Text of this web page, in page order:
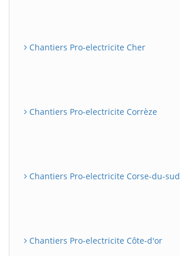
Chantiers Pro-electricite Cher
Chantiers Pro-electricite Corrèze
Chantiers Pro-electricite Corse-du-sud
Chantiers Pro-electricite Côte-d'or